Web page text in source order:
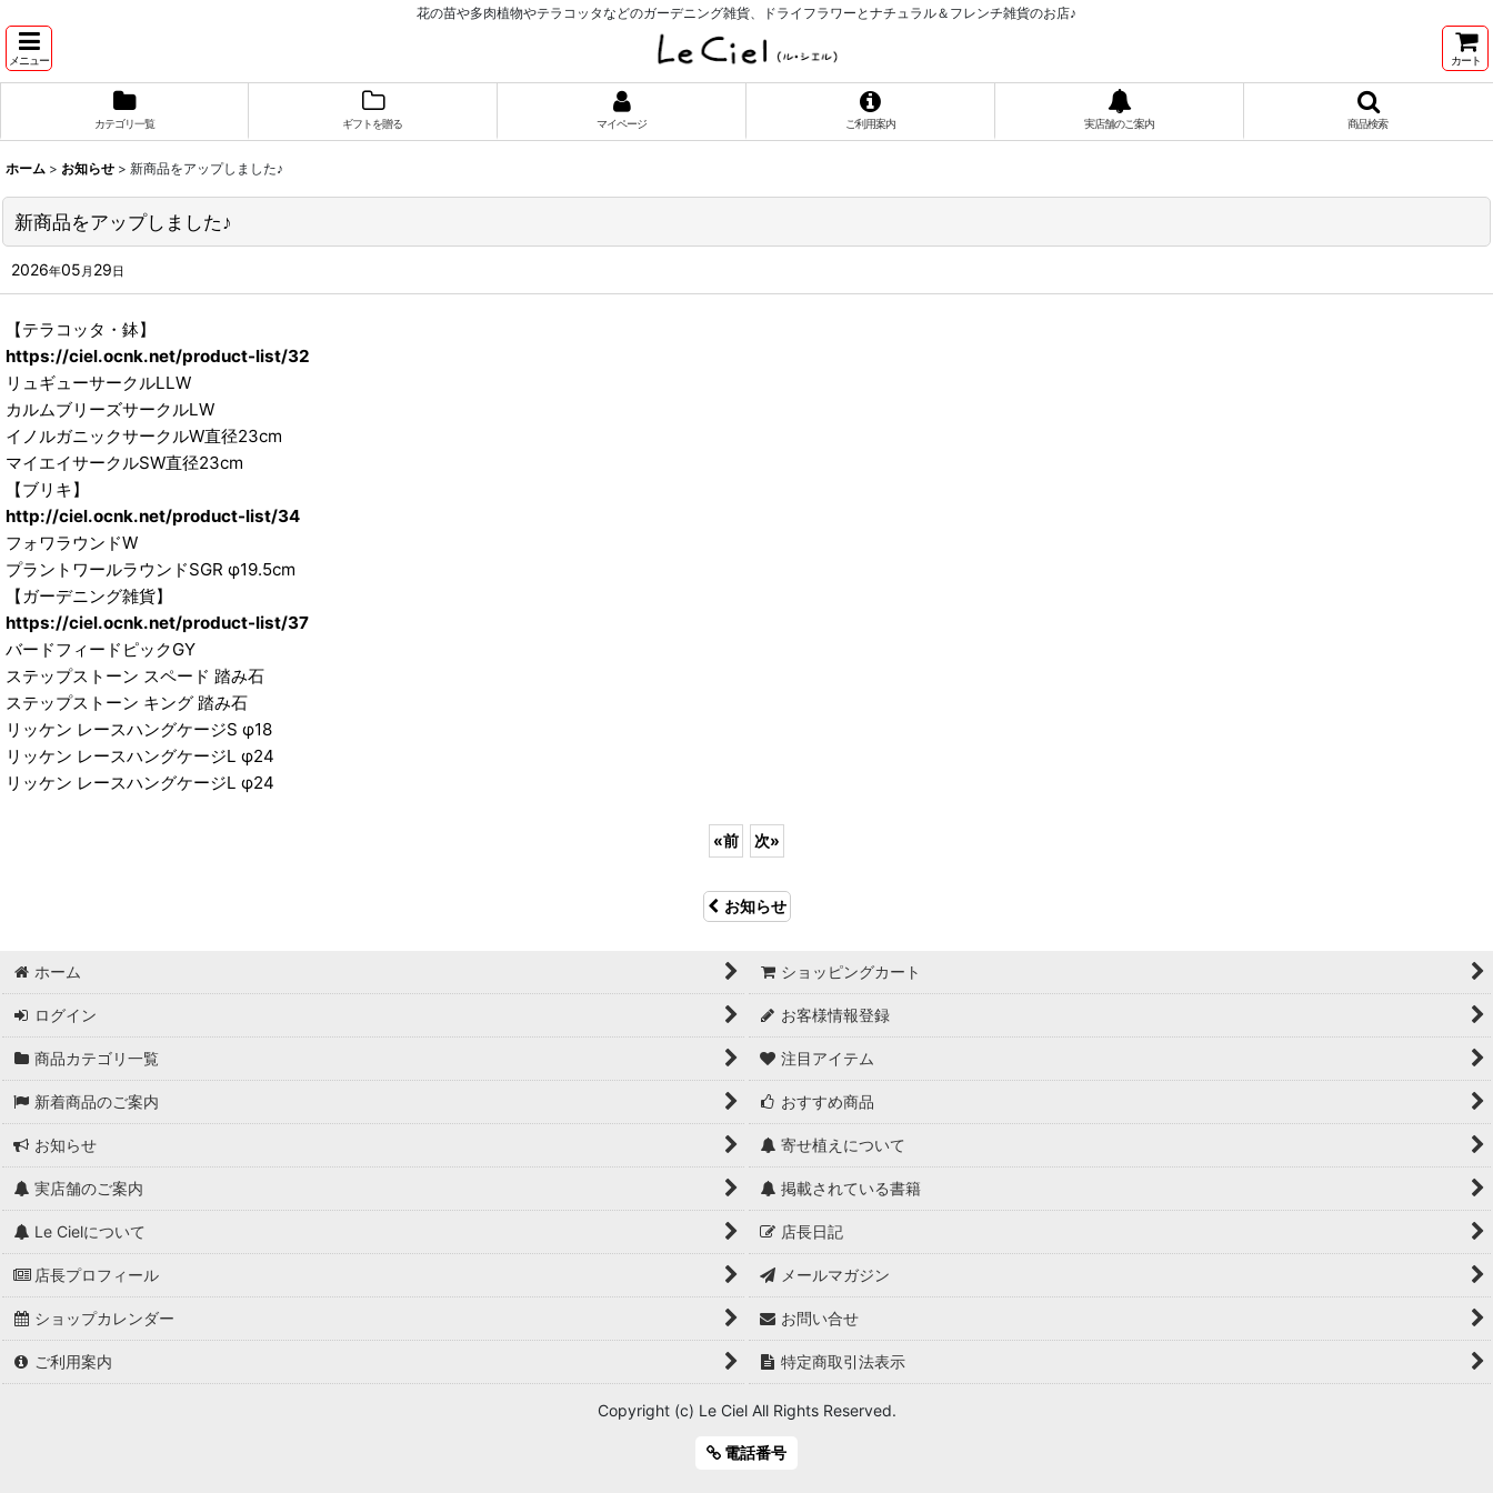
花の苗や多肉植物やテラコッタなどのガーデニング雑貨、ドライフラワーとナチュラル＆フレンチ雑貨のお店♪
メニュー カート
カテゴリ一覧 ギフトを贈る マイページ ご利用案内 実店舗のご案内 商品検索
ホーム > お知らせ > 新商品をアップしました♪
新商品をアップしました♪
2026年05 月 29日
【テラコッタ・鉢】
https://ciel.ocnk.net/product-list/32
リュギューサークルLLW
カルムブリーズサークルLW
イノルガニックサークルW直径23cm
マイエイサークルSW直径23cm
【ブリキ】
http://ciel.ocnk.net/product-list/34
フォワラウンドW
プラントワールラウンドSGR φ19.5cm
【ガーデニング雑貨】
https://ciel.ocnk.net/product-list/37
バードフィードピックGY
ステップストーン スペード 踏み石
ステップストーン キング 踏み石
リッケン レースハングケージS φ18
リッケン レースハングケージL φ24
リッケン レースハングケージL φ24
«前 次»
お知らせ
ホーム ショッピングカート
ログイン お客様情報登録
商品カテゴリ一覧 注目アイテム
新着商品のご案内 おすすめ商品
お知らせ 寄せ植えについて
実店舗のご案内 掲載されている書籍
Le Cielについて 店長日記
店長プロフィール メールマガジン
ショップカレンダー お問い合せ
ご利用案内 特定商取引法表示
Copyright (c) Le Ciel All Rights Reserved.
電話番号